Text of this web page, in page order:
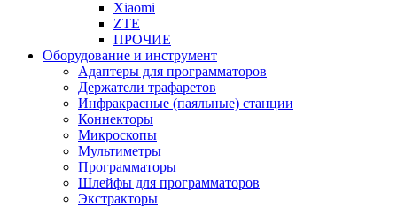
Xiaomi
ZTE
ПРОЧИЕ
Оборудование и инструмент
Адаптеры для программаторов
Держатели трафаретов
Инфракрасные (паяльные) станции
Коннекторы
Микроскопы
Мультиметры
Программаторы
Шлейфы для программаторов
Экстракторы